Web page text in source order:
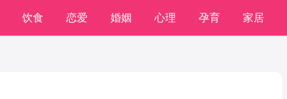
饮食 恋爱 婚姻 心理 孕育 家居